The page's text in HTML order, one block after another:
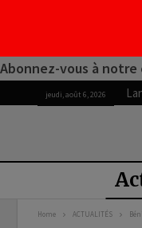
Abonnez-vous à notre
jeudi, août 6, 2026
Home ACTUALITÉS